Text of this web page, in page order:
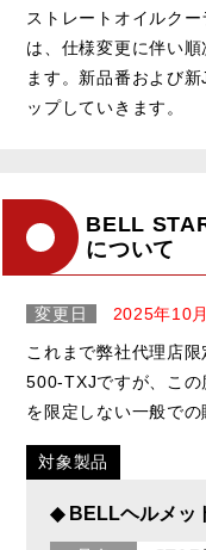
ストレートオイルク
は、仕様変更に伴い
ます。新品番および
ップしていきます。
BELL
について
変更日
2025年10
これまで弊社代理店
500-TXJですが、こ
を限定しない一般での
対象製品
◆ BELLヘルメッ